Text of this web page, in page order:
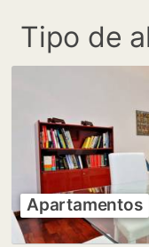
Tipo de
Apartamentos